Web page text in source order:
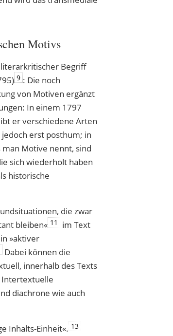
Motivs
literarkritischer Begriff
9 : Die noch
von Motiven ergänzt
In einem 1797
er verschiedene Arten
erst posthum; in
man Motive nennt, sind
sich wiederholt haben
historische
die zwar
bleiben« 11
im Text
»aktiver
Dabei können die
innerhalb des Texts
Intertextuelle
diachrone wie auch
Inhalts-Einheit«. 13